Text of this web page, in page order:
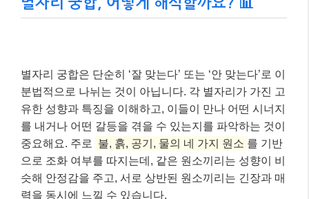
별자리 궁합은 단순히 ‘잘 맞는다’ 또는 ‘안 맞는다’로 이
분법적으로 나뉘는 것이 아닙니다. 각 별자리가 가진 고
유한 성향과 특징을 이해하고, 이들이 만나 어떤 시너지
를 내거나 어떤 갈등을 겪을 수 있는지를 파악하는 것이
중요해요. 주로
불, 흙, 공기, 물의 네 가지 원소 를 기반
으로 조화 여부를 따지는데, 같은 원소끼리는 성향이 비
슷해 안정감을 주고, 서로 상반된 원소끼리는 긴장과 매
력을 동시에 느낄 수 있습니다.